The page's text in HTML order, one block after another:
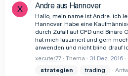
X Andre aus Hannover
Hallo, mein name ist Andre. ich
Hannover. Habe eine
durch Zufall auf CFD und Binäre
hat mich fasziniert und gern
anwenden und nicht blind drauf
xecuter77 Thema 31 Dez. 2016
strategien
trading